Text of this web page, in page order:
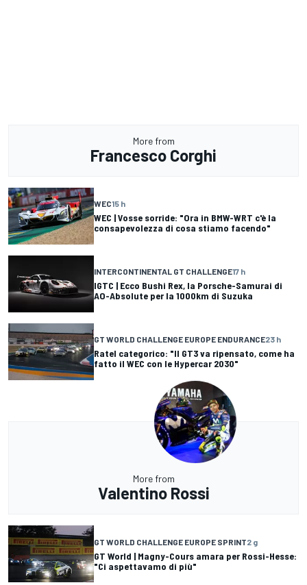
More from
Francesco Corghi
WEC15 h
WEC | Vosse sorride: "Ora in BMW-WRT c'è la
consapevolezza di cosa stiamo facendo"
INTERCONTINENTAL GT CHALLENGE17 h
IGTC | Ecco Bushi Rex, la Porsche-Samurai di
AO-Absolute per la 1000km di Suzuka
GT WORLD CHALLENGE EUROPE ENDURANCE23 h
Ratel categorico: "Il GT3 va ripensato, come ha
fatto il WEC con le Hypercar 2030"
More from
Valentino Rossi
GT WORLD CHALLENGE EUROPE SPRINT2 g
GT World | Magny-Cours amara per Rossi-Hesse:
"Ci aspettavamo di più"